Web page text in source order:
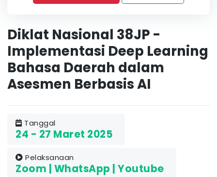
Diklat Nasional 38JP -
Implementasi Deep Learning
Bahasa Daerah dalam
Asesmen Berbasis AI
Tanggal
24 - 27 Maret 2025
Pelaksanaan
Zoom | WhatsApp | Youtube